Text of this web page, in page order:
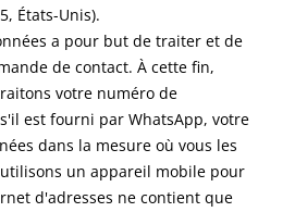
États-Unis).
a pour but de traiter et de
de contact. À cette fin,
votre numéro de
est fourni par WhatsApp, votre
dans la mesure où vous les
un appareil mobile pour
d'adresses ne contient que